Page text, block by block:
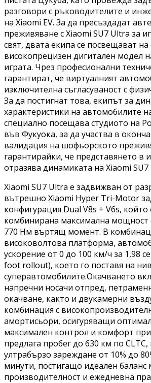
разговори с ръководителите и
на Xiaomi EV. За да пресъздадат
преживяване с Xiaomi SU7 Ultra за
свят, двата екипа се посвещават
високопрецизен дигитален модел
играта. Чрез професионални
гарантират, че виртуалният
изключителна съгласуваност с
За да постигнат това, екипът за
характеристики на автомобилите
специално посещава студиото на
във Фукуока, за да участва в
валидация на шофьорското
гарантирайки, че представянето в
отразява динамиката на Xiaomi SU7
Xiaomi SU7 Ultra е задвижван от
вътрешно Xiaomi Hyper Tri-Motor
конфигурация Dual V8s + V6s, който
комбинирана максимална мощност
770 Нм въртящ момент. В
високоволтова платформа,
ускорение от 0 до 100 км/ч за 1,98
foot rollout), което го поставя на
суперавтомобилите.Окачването
напречни носачи отпред,
окачване, както и двукамерни
комбинация с
амортисьори, осигуряващи
максимален контрол и комфорт
предлага пробег до 630 км по
ултрабързо зареждане от 10% до
минути, постигащо идеален
производителност и ежедневна